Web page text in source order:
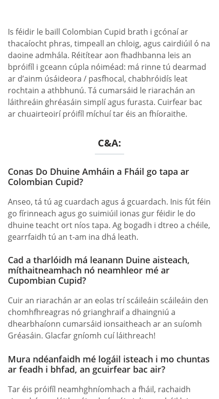
Is féidir le baill Сolombian Сupid brath i gcónaí ar
thacaíocht phras, timpeall an chloig, agus cairdiúil ó na
daoine admhála. Réitítear aon fhadhbanna leis an
bpróifíl i gceann cúpla nóiméad: má rinne tú dearmad
ar d’ainm úsáideora / pasfhocal, chabhróidís leat
rochtain a athbhunú. Tá cumarsáid le riarachán an
láithreáin ghréasáin simplí agus furasta. Cuirfear bac
ar chuairteoirí próifíl míchuí tar éis an fhíoraithe.
C&A:
Conas Do Dhuine Amháin a Fháil go tapa ar
Сolombian Сupid?
Anseo, tá tú ag cuardach agus á gcuardach. Inis fút féin
go fírinneach agus go suimiúil ionas gur féidir le do
dhuine teacht ort níos tapa. Ag bogadh i dtreo a chéile,
gearrfaidh tú an t-am ina dhá leath.
Cad a tharlóidh má leanann Duine aisteach,
míthaitneamhach nó neamhleor mé ar
Сupombian Сupid?
Cuir an riarachán ar an eolas trí scáileáin scáileáin den
chomhfhreagras nó grianghraif a dhaingniú a
dhearbhaíonn cumarsáid ionsaitheach ar an suíomh
Gréasáin. Glacfar gníomh cuí láithreach!
Mura ndéanfaidh mé logáil isteach i mo chuntas
ar feadh i bhfad, an gcuirfear bac air?
Tar éis próifíl neamhghníomhach a fháil, rachaidh